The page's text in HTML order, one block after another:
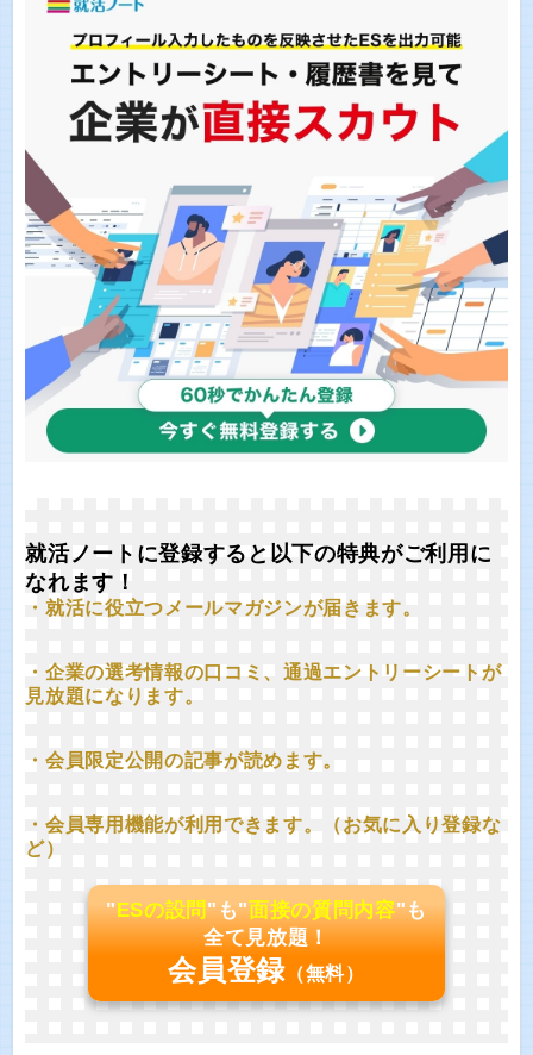
就活ノートに登録すると以下の特典がご利用に
なれます！
・就活に役立つメールマガジンが届きます。
・企業の選考情報の口コミ、通過エントリーシートが
見放題になります。
・会員限定公開の記事が読めます。
・会員専用機能が利用できます。（お気に入り登録な
ど）
"ESの設問"も"面接の質問内容"も
全て見放題！
会員登録 （無料）